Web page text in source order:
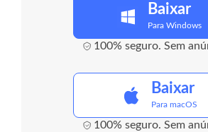
Baixar
Para Windows
100% seguro. Sem
Baixar
Para macOS
100% seguro. Sem